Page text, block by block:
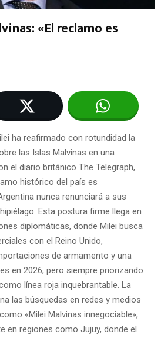
«El reclamo es
ha reafirmado con rotundidad la
las Islas Malvinas en una
el diario británico The Telegraph,
histórico del país es
nunca renunciará a sus
Esta postura firme llega en
diplomáticas, donde Milei busca
con el Reino Unido,
de armamento y una
en 2026, pero siempre priorizando
línea roja inquebrantable. La
las búsquedas en redes y medios
«Milei Malvinas innegociable»,
en regiones como Jujuy, donde el